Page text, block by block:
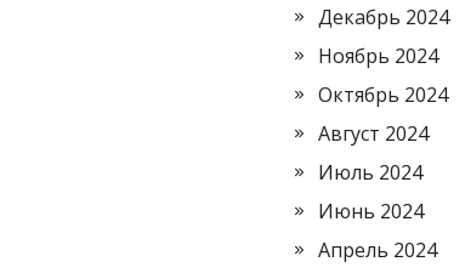
Декабрь 2024
Ноябрь 2024
Октябрь 2024
Август 2024
Июль 2024
Июнь 2024
Апрель 2024